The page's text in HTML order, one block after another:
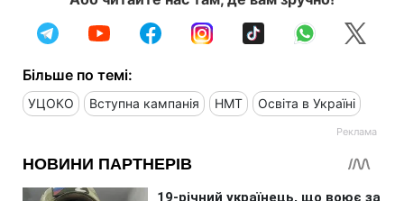
Більше по темі:
УЦОКО Вступна кампанія НМТ Освіта в Україні